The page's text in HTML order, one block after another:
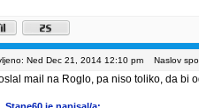
Ned Dec 21, 2014 12:10 pm Naslov
mail na Roglo, pa niso toliko, da bi